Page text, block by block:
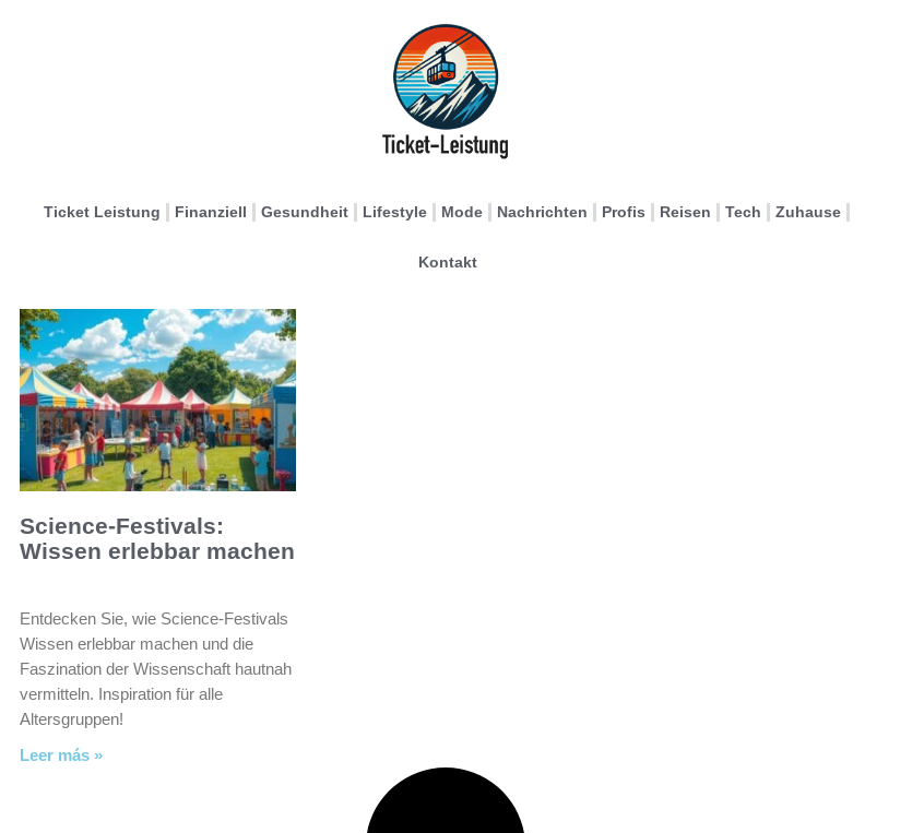
Ticket Leistung Finanziell Gesundheit Lifestyle Mode Nachrichten Profis Reisen Tech Zuhause
Kontakt
Science-Festivals:
Wissen erlebbar machen
Entdecken Sie, wie Science-Festivals
Wissen erlebbar machen und die
Faszination der Wissenschaft hautnah
vermitteln. Inspiration für alle
Altersgruppen!
Leer más »